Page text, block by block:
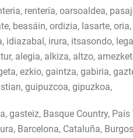
rentería, oarsoaldea,
beasáin, ordizia, lasarte,
idiazabal, irura, itsasondo,
alegia, alkiza, altzo,
ezkio, gaintza, gabiria,
guipuzcoa, gipuzkoa,
gasteiz, Basque Country,
Barcelona, Cataluña,